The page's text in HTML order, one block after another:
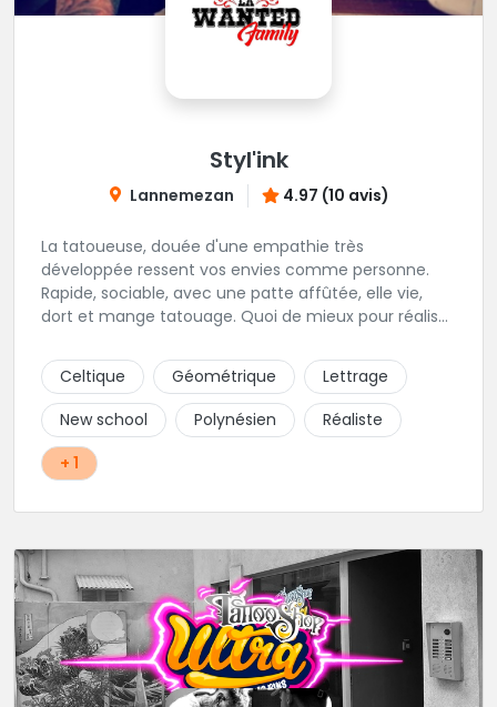
Styl'ink
Lannemezan 4.97 (10 avis)
La tatoueuse, douée d'une empathie très
développée ressent vos envies comme personne.
Rapide, sociable, avec une patte affûtée, elle vie,
dort et mange tatouage. Quoi de mieux pour réaliser
Celtique
Géométrique
Lettrage
New school
Polynésien
Réaliste
+ 1